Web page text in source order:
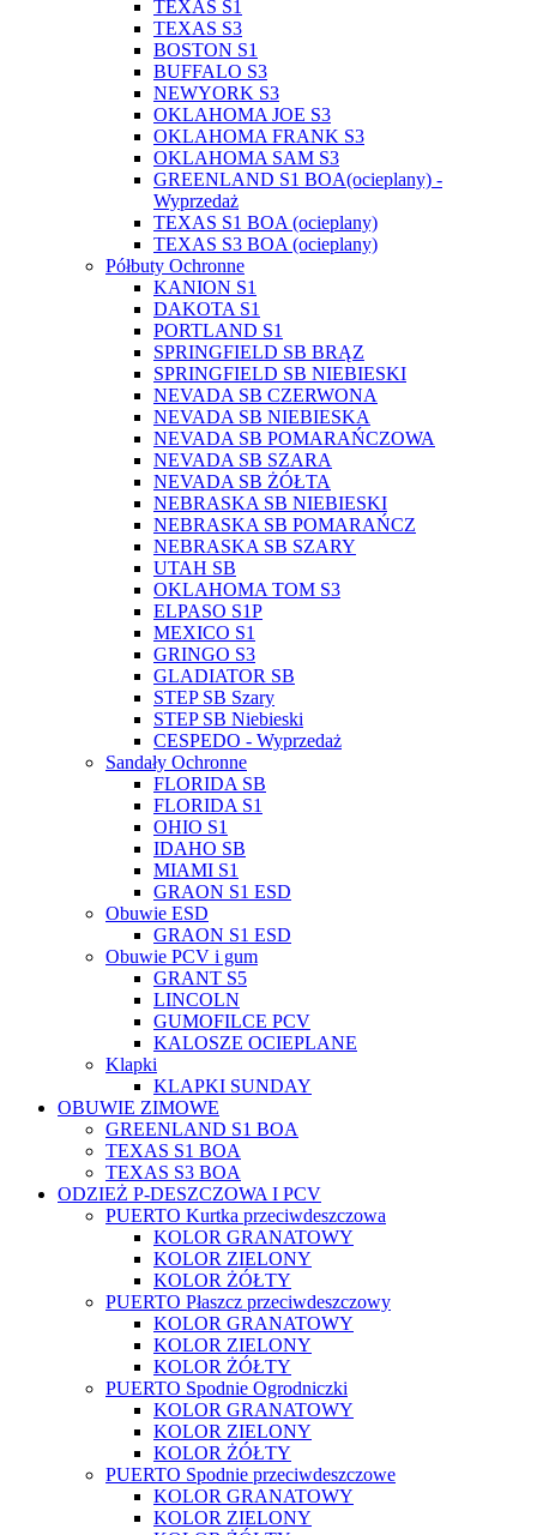
TEXAS S1
TEXAS S3
BOSTON S1
BUFFALO S3
NEWYORK S3
OKLAHOMA JOE S3
OKLAHOMA FRANK S3
OKLAHOMA SAM S3
GREENLAND S1 BOA(ocieplany) -
Wyprzedaż
TEXAS S1 BOA (ocieplany)
TEXAS S3 BOA (ocieplany)
Półbuty Ochronne
KANION S1
DAKOTA S1
PORTLAND S1
SPRINGFIELD SB BRĄZ
SPRINGFIELD SB NIEBIESKI
NEVADA SB CZERWONA
NEVADA SB NIEBIESKA
NEVADA SB POMARAŃCZOWA
NEVADA SB SZARA
NEVADA SB ŻÓŁTA
NEBRASKA SB NIEBIESKI
NEBRASKA SB POMARAŃCZ
NEBRASKA SB SZARY
UTAH SB
OKLAHOMA TOM S3
ELPASO S1P
MEXICO S1
GRINGO S3
GLADIATOR SB
STEP SB Szary
STEP SB Niebieski
CESPEDO - Wyprzedaż
Sandały Ochronne
FLORIDA SB
FLORIDA S1
OHIO S1
IDAHO SB
MIAMI S1
GRAON S1 ESD
Obuwie ESD
GRAON S1 ESD
Obuwie PCV i gum
GRANT S5
LINCOLN
GUMOFILCE PCV
KALOSZE OCIEPLANE
Klapki
KLAPKI SUNDAY
OBUWIE ZIMOWE
GREENLAND S1 BOA
TEXAS S1 BOA
TEXAS S3 BOA
ODZIEŻ P-DESZCZOWA I PCV
PUERTO Kurtka przeciwdeszczowa
KOLOR GRANATOWY
KOLOR ZIELONY
KOLOR ŻÓŁTY
PUERTO Płaszcz przeciwdeszczowy
KOLOR GRANATOWY
KOLOR ZIELONY
KOLOR ŻÓŁTY
PUERTO Spodnie Ogrodniczki
KOLOR GRANATOWY
KOLOR ZIELONY
KOLOR ŻÓŁTY
PUERTO Spodnie przeciwdeszczowe
KOLOR GRANATOWY
KOLOR ZIELONY